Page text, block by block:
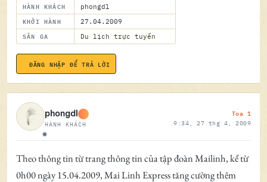
HÀNH KHÁCH phongdl
KHỞI HÀNH 27.04.2009
SÂN GA Du lịch trực tuyến
ĐĂNG NHẬP ĐỂ TRẢ LỜI
Ngoại tuyến
phongdl
HÀNH KHÁCH
Toa 1
9:34, 27 thg 4, 2009
Theo thông tin từ trang thông tin của tập đoàn Mailinh, kể từ
0h00 ngày 15.04.2009, Mai Linh Express tăng cường thêm